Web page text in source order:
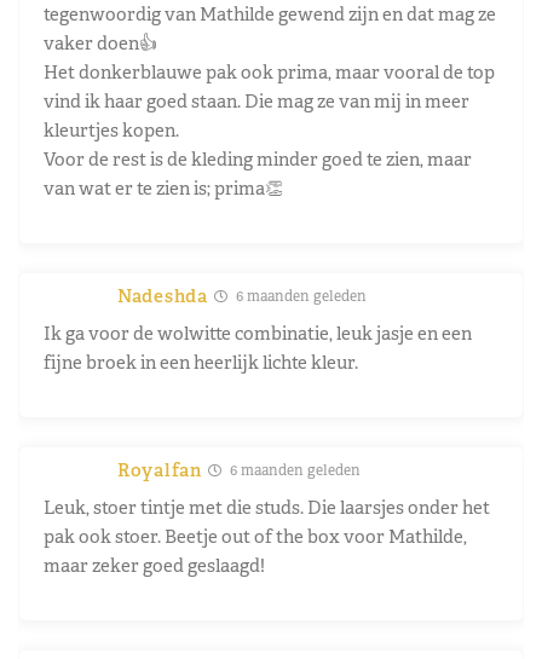
tegenwoordig van Mathilde gewend zijn en dat mag ze
vaker doen👍
Het donkerblauwe pak ook prima, maar vooral de top
vind ik haar goed staan. Die mag ze van mij in meer
kleurtjes kopen.
Voor de rest is de kleding minder goed te zien, maar
van wat er te zien is; prima👏
Nadeshda 6 maanden geleden
Ik ga voor de wolwitte combinatie, leuk jasje en een
fijne broek in een heerlijk lichte kleur.
Royalfan 6 maanden geleden
Leuk, stoer tintje met die studs. Die laarsjes onder het
pak ook stoer. Beetje out of the box voor Mathilde,
maar zeker goed geslaagd!